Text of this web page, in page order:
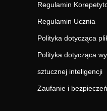
Regulamin
Regulamin Ucznia
Polityka dotycząca
Polityka dotycząca
sztucznej inteligencji
Zaufanie i